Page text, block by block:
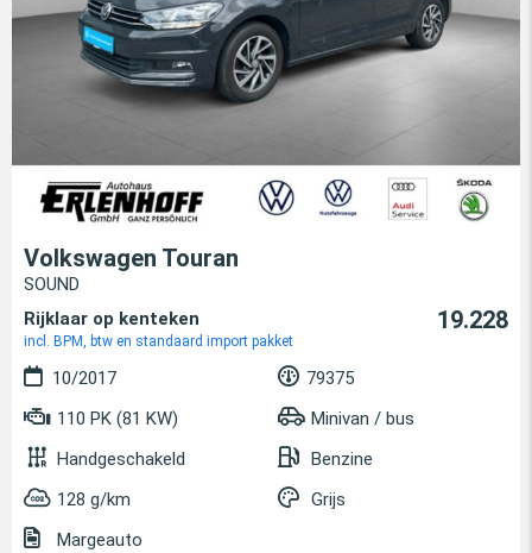
Volkswagen Touran
SOUND
Rijklaar op kenteken
incl. BPM, btw en standaard import pakket
19.228
10/2017
79375
110 PK (81 KW)
Minivan / bus
Handgeschakeld
Benzine
128 g/km
Grijs
Margeauto